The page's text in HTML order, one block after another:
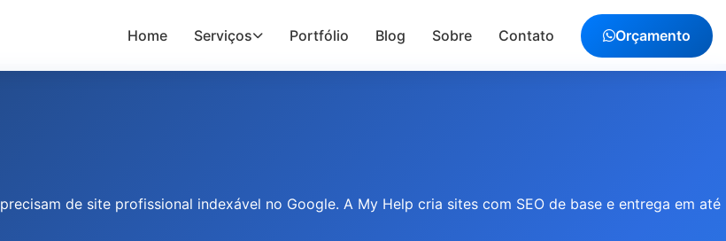
Home Serviços Portfólio Blog Sobre Contato Orçamento
precisam de site profissional indexável no Google. A My Help cria sites com SEO de base e entrega em até